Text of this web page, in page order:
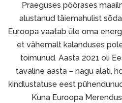
Praeguses pöörases
alustanud täiemahulist
Euroopa vaatab üle oma
et vähemalt kalanduses
toimunud. Aasta 2021 oli
tavaline aasta – nagu alati,
kindlustatuse eest
Kuna Euroopa